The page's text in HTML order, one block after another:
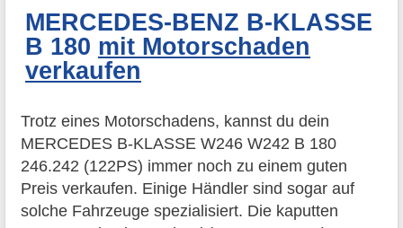
MERCEDES-BENZ B-KLASSE
B 180 mit Motorschaden
verkaufen
Trotz eines Motorschadens, kannst du dein
MERCEDES B-KLASSE W246 W242 B 180
246.242 (122PS) immer noch zu einem guten
Preis verkaufen. Einige Händler sind sogar auf
solche Fahrzeuge spezialisiert. Die kaputten